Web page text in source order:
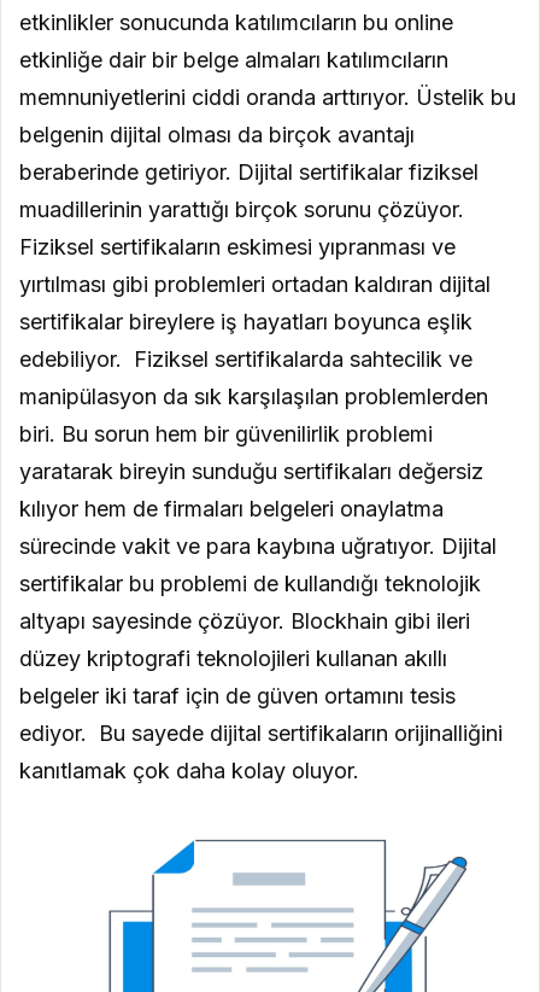
etkinlikler sonucunda katılımcıların bu online
etkinliğe dair bir belge almaları katılımcıların
memnuniyetlerini ciddi oranda arttırıyor. Üstelik bu
belgenin dijital olması da birçok avantajı
beraberinde getiriyor. Dijital sertifikalar fiziksel
muadillerinin yarattığı birçok sorunu çözüyor.
Fiziksel sertifikaların eskimesi yıpranması ve
yırtılması gibi problemleri ortadan kaldıran dijital
sertifikalar bireylere iş hayatları boyunca eşlik
edebiliyor. Fiziksel sertifikalarda sahtecilik ve
manipülasyon da sık karşılaşılan problemlerden
biri. Bu sorun hem bir güvenilirlik problemi
yaratarak bireyin sunduğu sertifikaları değersiz
kılıyor hem de firmaları belgeleri onaylatma
sürecinde vakit ve para kaybına uğratıyor. Dijital
sertifikalar bu problemi de kullandığı teknolojik
altyapı sayesinde çözüyor. Blockhain gibi ileri
düzey kriptografi teknolojileri kullanan akıllı
belgeler iki taraf için de güven ortamını tesis
ediyor. Bu sayede dijital sertifikaların orijinalliğini
kanıtlamak çok daha kolay oluyor.